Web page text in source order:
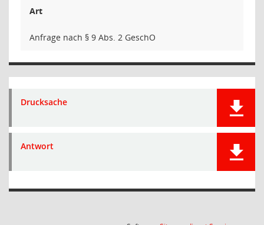
Art
Anfrage nach § 9 Abs. 2 GeschO
Drucksache
Antwort